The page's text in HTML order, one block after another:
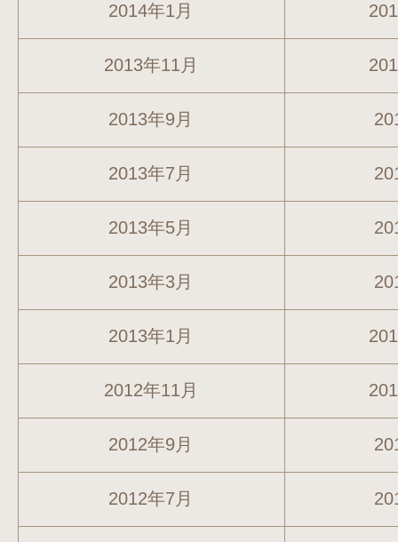
2014年1月
2013年11月
2013年9月
2013年7月
2013年5月
2013年3月
2013年1月
2012年11月
2012年9月
2012年7月